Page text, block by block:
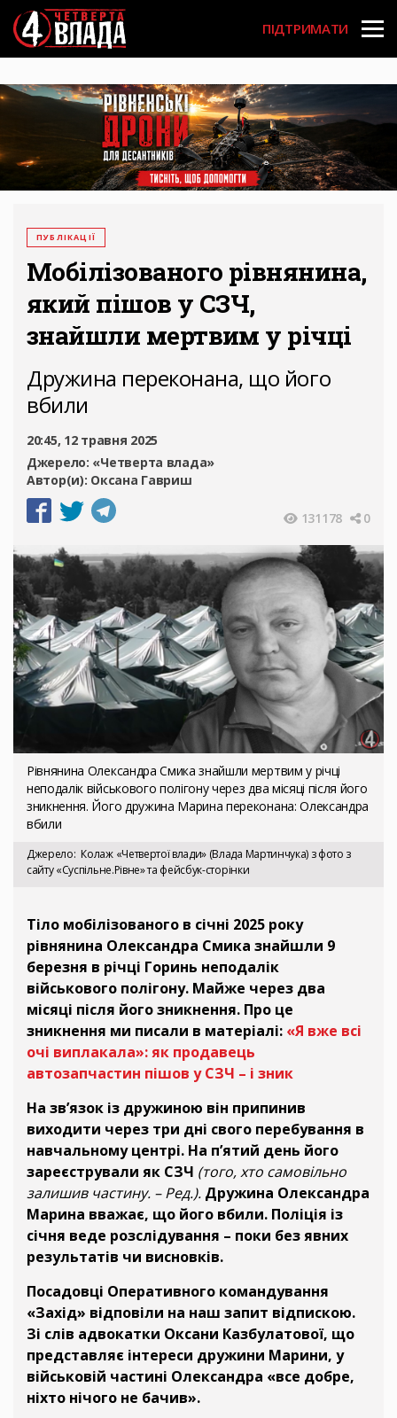
Перейти
до
основного
вмісту
User
account
menu
ПІДТРИМАТИ
ПУБЛІКАЦІЇ
Мобілізованого рівнянина,
який пішов у СЗЧ,
знайшли мертвим у річці
Дружина переконана, що його
вбили
20:45, 12 травня 2025
Джерело: «Четверта влада»
Автор(и): Оксана Гавриш
131178 0
Рівнянина Олександра Смика знайшли мертвим у річці
неподалік військового полігону через два місяці після його
зникнення. Його дружина Марина переконана: Олександра
вбили
Джерело Колаж «Четвертої влади» (Влада Мартинчука) з фото з
сайту «Суспільне.Рівне» та фейсбук-сторінки
Тіло мобілізованого в січні 2025 року
рівнянина Олександра Смика знайшли 9
березня в річці Горинь неподалік
військового полігону. Майже через два
місяці після його зникнення. Про це
зникнення ми писали в матеріалі: «Я вже всі
очі виплакала»: як продавець
автозапчастин пішов у СЗЧ – і зник
На зв’язок із дружиною він припинив
виходити через три дні свого перебування в
навчальному центрі. На п’ятий день його
зареєстрували як СЗЧ (того, хто самовільно
залишив частину. – Ред.). Дружина Олександра
Марина вважає, що його вбили. Поліція із
січня веде розслідування – поки без явних
результатів чи висновків.
Посадовці Оперативного командування
«Захід» відповіли на наш запит відпискою.
Зі слів адвокатки Оксани Казбулатової, що
представляє інтереси дружини Марини, у
військовій частині Олександра «все добре,
ніхто нічого не бачив».